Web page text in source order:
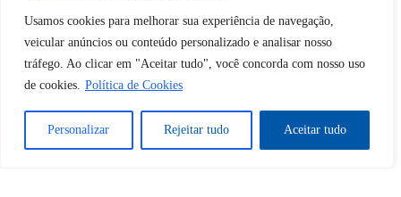
Usamos cookies para melhorar sua experiência de navegação,
veicular anúncios ou conteúdo personalizado e analisar nosso
tráfego. Ao clicar em "Aceitar tudo", você concorda com nosso uso
de cookies. Política de Cookies
Personalizar Rejeitar tudo Aceitar tudo
Desbloquear esquerda : 0
Sim Não